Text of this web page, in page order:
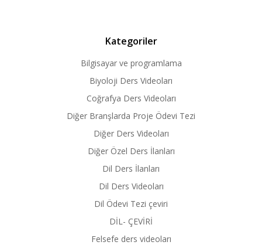
Kategoriler
Bilgisayar ve programlama
Biyoloji Ders Videoları
Coğrafya Ders Videoları
Diğer Branşlarda Proje Ödevi Tezi
Diğer Ders Videoları
Diğer Özel Ders İlanları
Dil Ders İlanları
Dil Ders Videoları
Dil Ödevi Tezi çeviri
DİL- ÇEVİRİ
Felsefe ders videoları